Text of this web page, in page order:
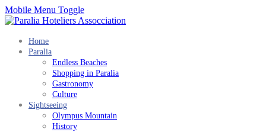
Mobile Menu Toggle
Home
Paralia
Endless Beaches
Shopping in Paralia
Gastronomy
Culture
Sightseeing
Olympus Mountain
History